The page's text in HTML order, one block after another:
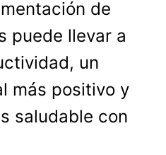
de
puede llevar a
un
más positivo y
saludable con